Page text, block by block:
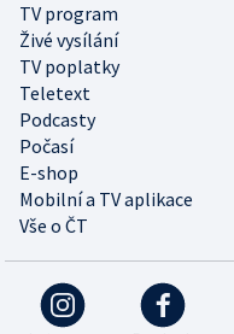
TV program
Živé vysílání
TV poplatky
Teletext
Podcasty
Počasí
E-shop
Mobilní a TV aplikace
Vše o ČT